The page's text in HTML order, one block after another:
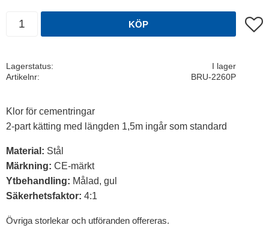
KÖP Lägg
Lagerstatus
I lager
Artikelnr
BRU-2260P
Klor för cementringar
2-part kätting med längden 1,5m ingår som standard
Material: Stål
Märkning: CE-märkt
Ytbehandling: Målad, gul
Säkerhetsfaktor: 4:1
Övriga storlekar och utföranden offereras.